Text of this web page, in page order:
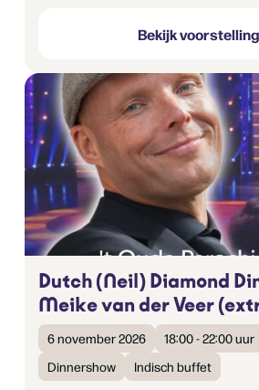
Bekijk voorstelling
Dutch (Neil) Diamond
Meike van der Veer
6 november 2026 18:00 - 22:00 uur
Dinnershow
Indisch buffet